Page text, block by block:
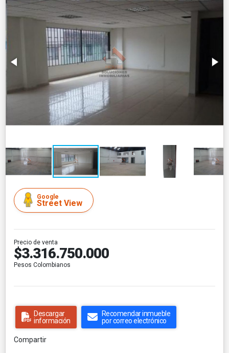
Google
Street View
Precio de venta
$3.316.750.000
Pesos Colombianos
Descargar
información
Recomendar inmueble
por correo electrónico
Compartir